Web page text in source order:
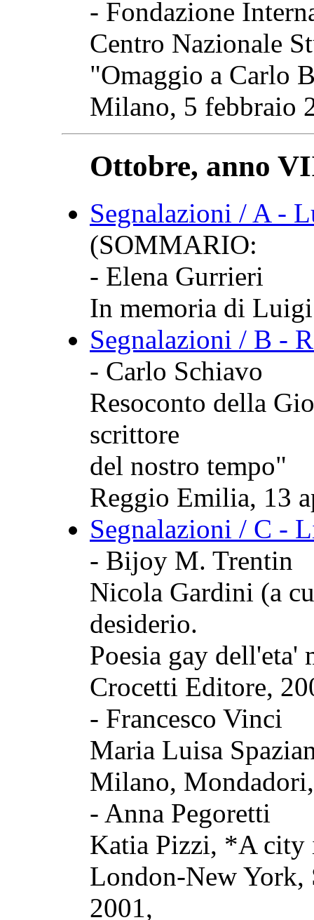
- Fondazione
Centro Nazionale
"Omaggio a Carlo
Milano, 5 febbraio
Ottobre, anno
Segnalazioni / A -
(SOMMARIO:
- Elena Gurrieri
In memoria di
Segnalazioni / B -
- Carlo Schiavo
Resoconto della
scrittore
del nostro tempo"
Reggio Emilia, 13
Segnalazioni / C -
- Bijoy M. Trentin
Nicola Gardini (a
desiderio.
Poesia gay
Crocetti Editore,
- Francesco Vinci
Maria Luisa
Milano,
- Anna Pegoretti
Katia Pizzi, *A city
London-New York,
2001,